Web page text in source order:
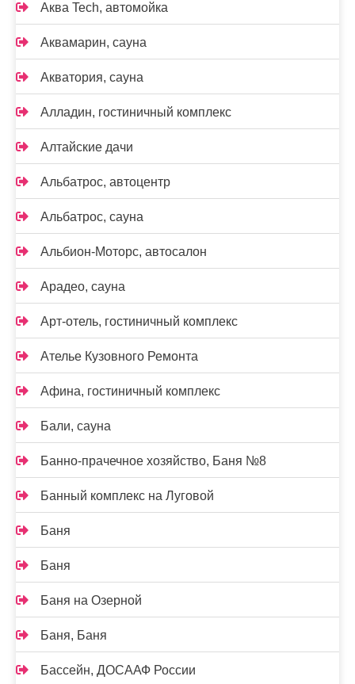
Аква Tech, автомойка
Аквамарин, сауна
Акватория, сауна
Алладин, гостиничный комплекс
Алтайские дачи
Альбатрос, автоцентр
Альбатрос, сауна
Альбион-Моторс, автосалон
Арадео, сауна
Арт-отель, гостиничный комплекс
Ателье Кузовного Ремонта
Афина, гостиничный комплекс
Бали, сауна
Банно-прачечное хозяйство, Баня №8
Банный комплекс на Луговой
Баня
Баня
Баня на Озерной
Баня, Баня
Бассейн, ДОСААФ России